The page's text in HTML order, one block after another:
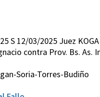
S 12/03/2025 Juez
contra Prov. Bs. As.
Soria-Torres-Budiño